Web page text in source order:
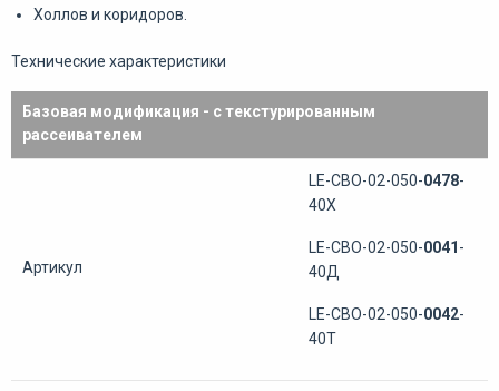
Холлов и коридоров.
Технические характеристики
Базовая модификация - с текстурированным
рассеивателем
Артикул
LE-СВО-02-050-0478-
40Х
LE-СВО-02-050-0041-
40Д
LE-СВО-02-050-0042-
40Т